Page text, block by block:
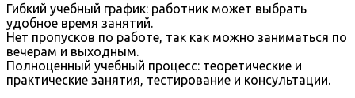
Гибкий учебный график: работник может выбрать
удобное время занятий.
Нет пропусков по работе, так как можно заниматься по
вечерам и выходным.
Полноценный учебный процесс: теоретические и
практические занятия, тестирование и консультации.